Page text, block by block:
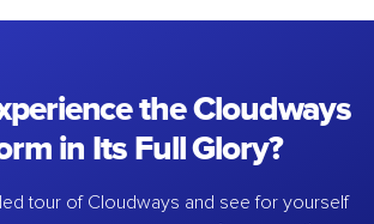
the Cloudways
in Its Full Glory?
tour of Cloudways and see for yourself